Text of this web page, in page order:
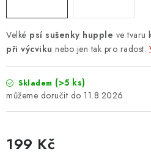
Obchodní podmínky
Doprava a
Velké psí sušenky hupple ve tvaru
při výcviku nebo jen tak pro radost.
Skladem (>5 ks)
11.8.2026
199 Kč